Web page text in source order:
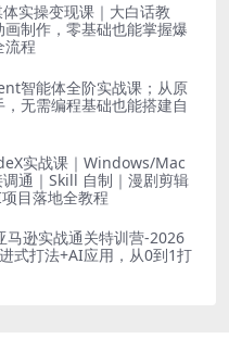
体实操变现课｜大白话教
制作，零基础也能掌握爆
流程
智能体全阶实战课；从原
无需编程基础也能搭建自
通｜Skill 自制｜漫剧剪辑
目落地全教程
马逊实战通关特训营-2026
式打法+AI应用，从0到1打